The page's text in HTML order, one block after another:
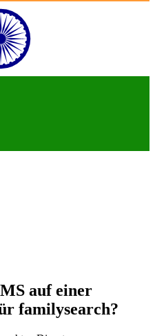
auf einer
familysearch?